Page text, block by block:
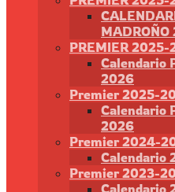
PREMIER 2025-
Calendario
2026
Premier 2025-
Calendario
2026
Premier 2024-
Calendario
Premier 2023-
Calendario